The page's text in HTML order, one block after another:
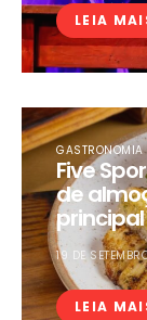
LEIA
GASTRONOMIA
Five
de
19 DE
LEIA